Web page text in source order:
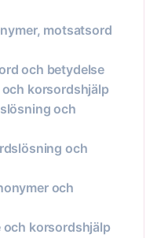
motsatsord
och betydelse
korsordshjälp
och
och
och
och korsordshjälp